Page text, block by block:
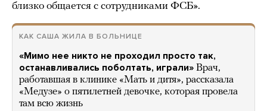
близко общается с сотрудниками ФСБ».
КАК САША ЖИЛА В БОЛЬНИЦЕ
«Мимо нее никто не проходил просто так,
останавливались поболтать, играли» Врач,
работавшая в клинике «Мать и дитя», рассказала
«Медузе» о пятилетней девочке, которая провела
там всю жизнь